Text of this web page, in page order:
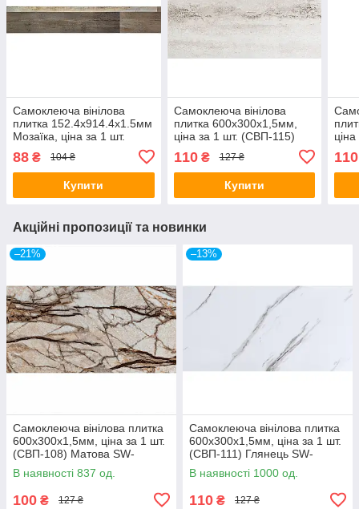
Самоклеюча вінілова
плитка 152.4х914.4х1.5мм
Мозаїка, ціна за 1 шт.
00000223
88 ₴ 104 ₴
Купити
Самоклеюча вінілова
плитка 600х300х1,5мм,
ціна за 1 шт. (СВП-115)
110₴ 127 ₴
Купити
110
Акційні пропозиції та новинки
–21%
Самоклеюча вінілова плитка
600х300х1,5мм, ціна за 1 шт.
(СВП-108) Матова SW-
00000497
В наявності 837 од.
100 ₴ 127 ₴
–13%
Самоклеюча вінілова плитка
600х300х1,5мм, ціна за 1 шт.
(СВП-111) Глянець SW-
00000500
В наявності 1000 од.
110 ₴ 127 ₴